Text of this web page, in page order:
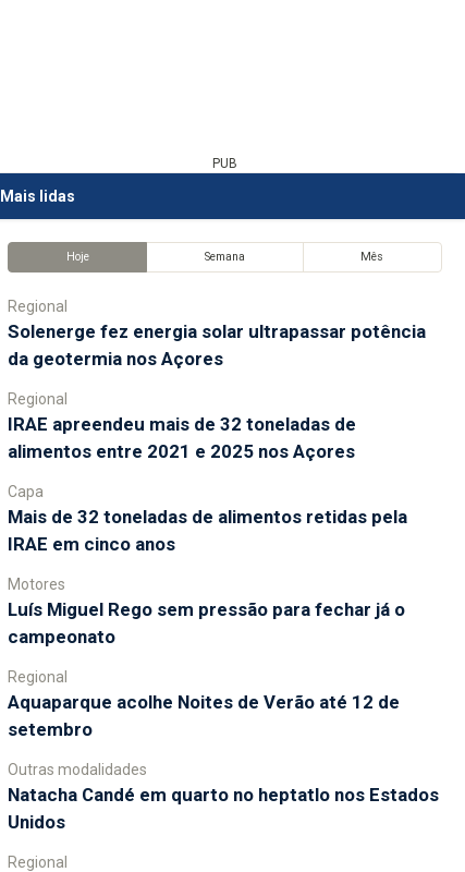
PUB
Mais lidas
Hoje Semana Mês
Regional
Solenerge fez energia solar ultrapassar potência
da geotermia nos Açores
Regional
IRAE apreendeu mais de 32 toneladas de
alimentos entre 2021 e 2025 nos Açores
Capa
Mais de 32 toneladas de alimentos retidas pela
IRAE em cinco anos
Motores
Luís Miguel Rego sem pressão para fechar já o
campeonato
Regional
Aquaparque acolhe Noites de Verão até 12 de
setembro
Outras modalidades
Natacha Candé em quarto no heptatlo nos Estados
Unidos
Regional